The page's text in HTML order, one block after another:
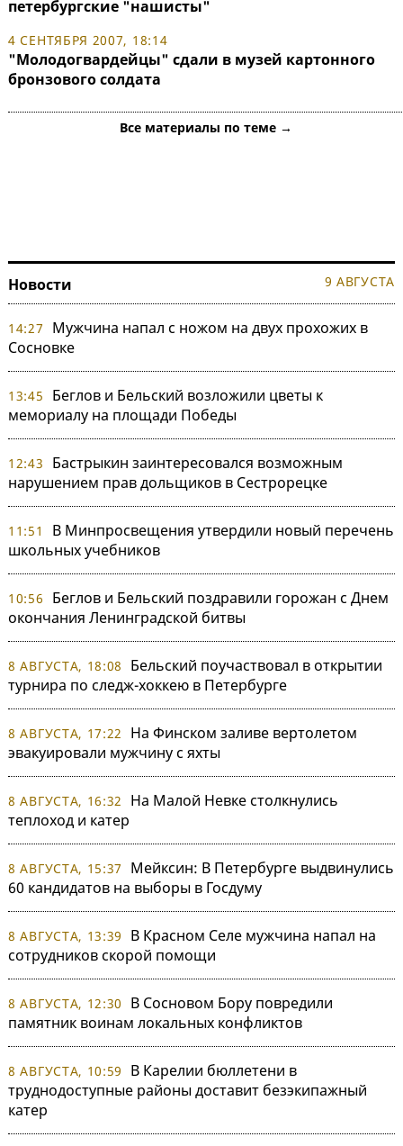
петербургские "нашисты"
4 СЕНТЯБРЯ 2007, 18:14
"Молодогвардейцы" сдали в музей картонного
бронзового солдата
Все материалы по теме →
Новости 9 АВГУСТА
14:27
Мужчина напал с ножом на двух прохожих в
Сосновке
13:45
Беглов и Бельский возложили цветы к
мемориалу на площади Победы
12:43
Бастрыкин заинтересовался возможным
нарушением прав дольщиков в Сестрорецке
11:51
В Минпросвещения утвердили новый перечень
школьных учебников
10:56
Беглов и Бельский поздравили горожан с Днем
окончания Ленинградской битвы
8 АВГУСТА, 18:08
Бельский поучаствовал в открытии
турнира по следж-хоккею в Петербурге
8 АВГУСТА, 17:22
На Финском заливе вертолетом
эвакуировали мужчину с яхты
8 АВГУСТА, 16:32
На Малой Невке столкнулись
теплоход и катер
8 АВГУСТА, 15:37
Мейксин: В Петербурге выдвинулись
60 кандидатов на выборы в Госдуму
8 АВГУСТА, 13:39
В Красном Селе мужчина напал на
сотрудников скорой помощи
8 АВГУСТА, 12:30
В Сосновом Бору повредили
памятник воинам локальных конфликтов
8 АВГУСТА, 10:59
В Карелии бюллетени в
труднодоступные районы доставит безэкипажный
катер